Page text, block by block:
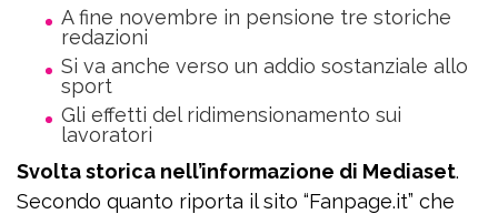
A fine novembre in pensione tre storiche
redazioni
Si va anche verso un addio sostanziale allo
sport
Gli effetti del ridimensionamento sui
lavoratori
Svolta storica nell’informazione di Mediaset.
Secondo quanto riporta il sito “Fanpage.it” che